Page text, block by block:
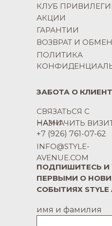
ВОЗВРАТ И ОБМЕН
КЛУБ
АКЦИИ
ГАРАНТИИ
ЗАБОТА О
СВЯЗАТЬСЯ С
НАМИ
НАЗНАЧИТЬ
ПОЛИТИКА
+7 (926) 761-07-62
INFO@STYLE-
AVENUE.COM
имя и фамилия
ПОДПИШИТЕСЬ И
ПЕРВЫМИ О
СОБЫТИЯХ STYLE